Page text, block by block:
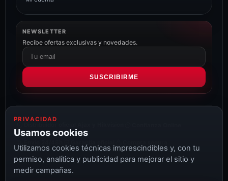
NEWSLETTER
Recibe ofertas exclusivas y novedades.
Correo
electrónico
SUSCRIBIRME
PRIVACIDAD
Usamos cookies
Utilizamos cookies técnicas imprescindibles y, con tu
permiso, analítica y publicidad para mejorar el sitio y
medir campañas.